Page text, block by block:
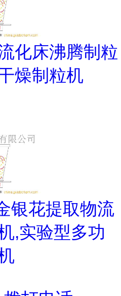
化床沸腾制粒
燥制粒机
银花提取物流
,实验型多功